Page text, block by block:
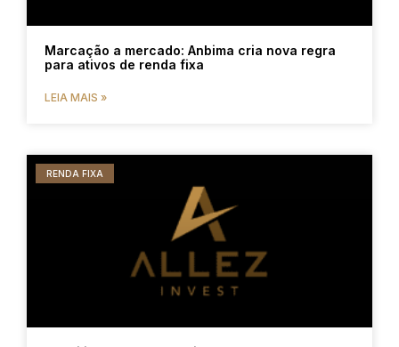
Marcação a mercado: Anbima cria nova regra
para ativos de renda fixa
LEIA MAIS »
RENDA FIXA